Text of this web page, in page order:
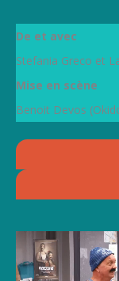
De et avec
Stefania Greco et
Mise en scène
Benoit Devos